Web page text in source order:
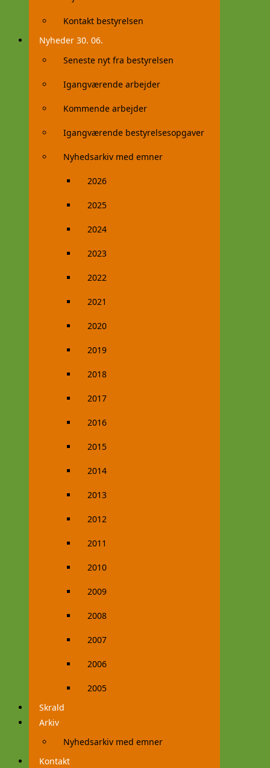
Kontakt bestyrelsen
Nyheder 30. 06.
Seneste nyt fra bestyrelsen
Igangværende arbejder
Kommende arbejder
Igangværende bestyrelsesopgaver
Nyhedsarkiv med emner
2026
2025
2024
2023
2022
2021
2020
2019
2018
2017
2016
2015
2014
2013
2012
2011
2010
2009
2008
2007
2006
2005
Skrald
Arkiv
Nyhedsarkiv med emner
Kontakt